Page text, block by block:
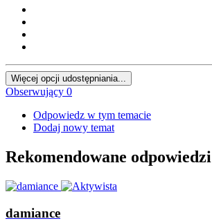
Więcej opcji udostępniania...
Obserwujący 0
Odpowiedz w tym temacie
Dodaj nowy temat
Rekomendowane odpowiedzi
damiance